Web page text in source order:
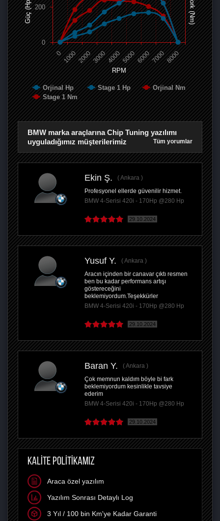
RPM
Güç (Hp) Tork (Nm)
Orjinal Hp Stage 1 Hp
Orjinal Nm
Stage 1 Nm
0 100020003000 40005000600070008000
0
200
BMW marka araçlarına Chip Tuning yazılımı
uyguladığımız müşterilerimiz
Tüm yorumlar
Ekin Ş.
Ankara
Profesyonel ellerde güvenilir hizmet.
BMW 4-Serisi 420i - 170Hp @280 Hp
29.10.2024
Yusuf Y.
Ankara
Aracın içinden bir canavar çıktı resmen
ben bu kadar performans artışı
göstereceğini
beklemiyordum.Teşekkürler
BMW 4-Serisi 420i - 170Hp @280 Hp
29.10.2024
Baran Y.
Ankara
Çok memnun kaldım böyle bi fark
beklemiyordum kesinlikle tavsiye
ederim
BMW 4-Serisi 420i - 170Hp @280 Hp
29.10.2024
KALİTE POLİTİKAMIZ
Araca özel yazılım
Yazılım Sonrası Detaylı Log
3 Yıl / 100 bin Km'ye Kadar Garanti